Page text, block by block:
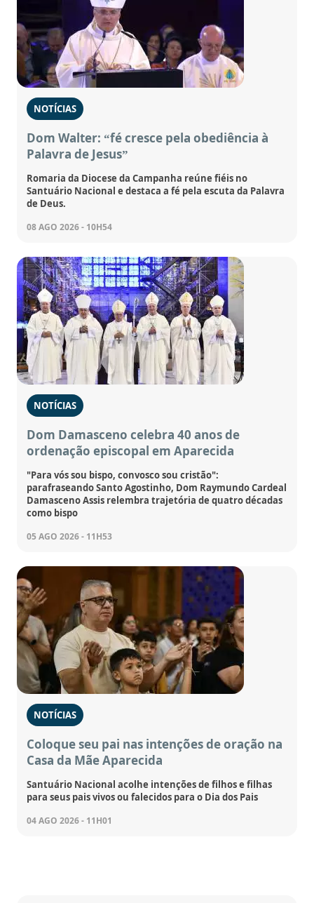
NOTÍCIAS
Dom Walter: “fé cresce pela obediência à
Palavra de Jesus”
Romaria da Diocese da Campanha reúne fiéis no
Santuário Nacional e destaca a fé pela escuta da Palavra
de Deus.
08 AGO 2026 - 10H54
NOTÍCIAS
Dom Damasceno celebra 40 anos de
ordenação episcopal em Aparecida
"Para vós sou bispo, convosco sou cristão":
parafraseando Santo Agostinho, Dom Raymundo Cardeal
Damasceno Assis relembra trajetória de quatro décadas
como bispo
05 AGO 2026 - 11H53
NOTÍCIAS
Coloque seu pai nas intenções de oração na
Casa da Mãe Aparecida
Santuário Nacional acolhe intenções de filhos e filhas
para seus pais vivos ou falecidos para o Dia dos Pais
04 AGO 2026 - 11H01